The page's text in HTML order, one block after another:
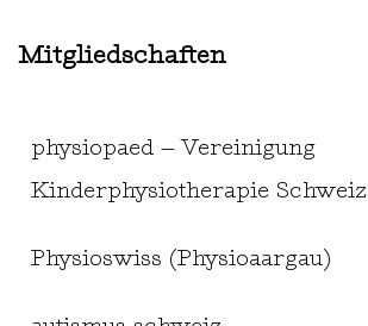
Mitgliedschaften
physiopaed – Vereinigung
Kinderphysiotherapie Schweiz
Physioswiss (Physioaargau)